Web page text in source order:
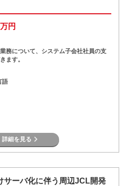
万円
務について、システム子会社社員の支
ます。
語
詳細を見る
サーバ化に伴う周辺JCL開発